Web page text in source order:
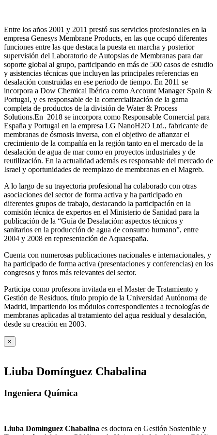
Entre los años 2001 y 2011 prestó sus servicios profesionales en la
empresa Genesys Membrane Products, en las que ocupó diferentes
funciones entre las que destaca la puesta en marcha y posterior
supervisión del Laboratorio de Autopsias de Membranas para dar
soporte global al grupo, participando en más de 500 casos de estudio
y asistencias técnicas que incluyen las principales referencias en
desalación construidas en ese periodo de tiempo. En 2011 se
incorpora a Dow Chemical Ibérica como Account Manager Spain &
Portugal, y es responsable de la comercialización de la gama
completa de productos de la división de Water & Process
Solutions.En 2018 se incorpora como Responsable Comercial para
España y Portugal en la empresa LG NanoH2O Ltd., fabricante de
membranas de ósmosis inversa, con el objetivo de afianzar el
crecimiento de la compañía en la región tanto en el mercado de la
desalación de agua de mar como en proyectos industriales y de
reutilización. En la actualidad además es responsable del mercado de
Israel y oportunidades de reemplazo de membranas en el Magreb.
A lo largo de su trayectoria profesional ha colaborado con otras
asociaciones del sector de forma activa y ha participado en
diferentes grupos de trabajo, destacando la participación en la
comisión técnica de expertos en el Ministerio de Sanidad para la
publicación de la “Guía de Desalación: aspectos técnicos y
sanitarios en la producción de agua de consumo humano”, entre
2004 y 2008 en representación de Aquaespaña.
Cuenta con numerosas publicaciones nacionales e internacionales, y
ha participado de forma activa (presentaciones y conferencias) en los
congresos y foros más relevantes del sector.
Participa como profesora invitada en el Master de Tratamiento y
Gestión de Residuos, título propio de la Universidad Autónoma de
Madrid, impartiendo los módulos correspondientes a tecnologías de
membranas aplicadas al tratamiento del agua residual y desalación,
desde su creación en 2003.
×
Liuba Domínguez Chabalina
Ingeniera Química
Liuba Domínguez Chabalina es doctora en Gestión Sostenible y